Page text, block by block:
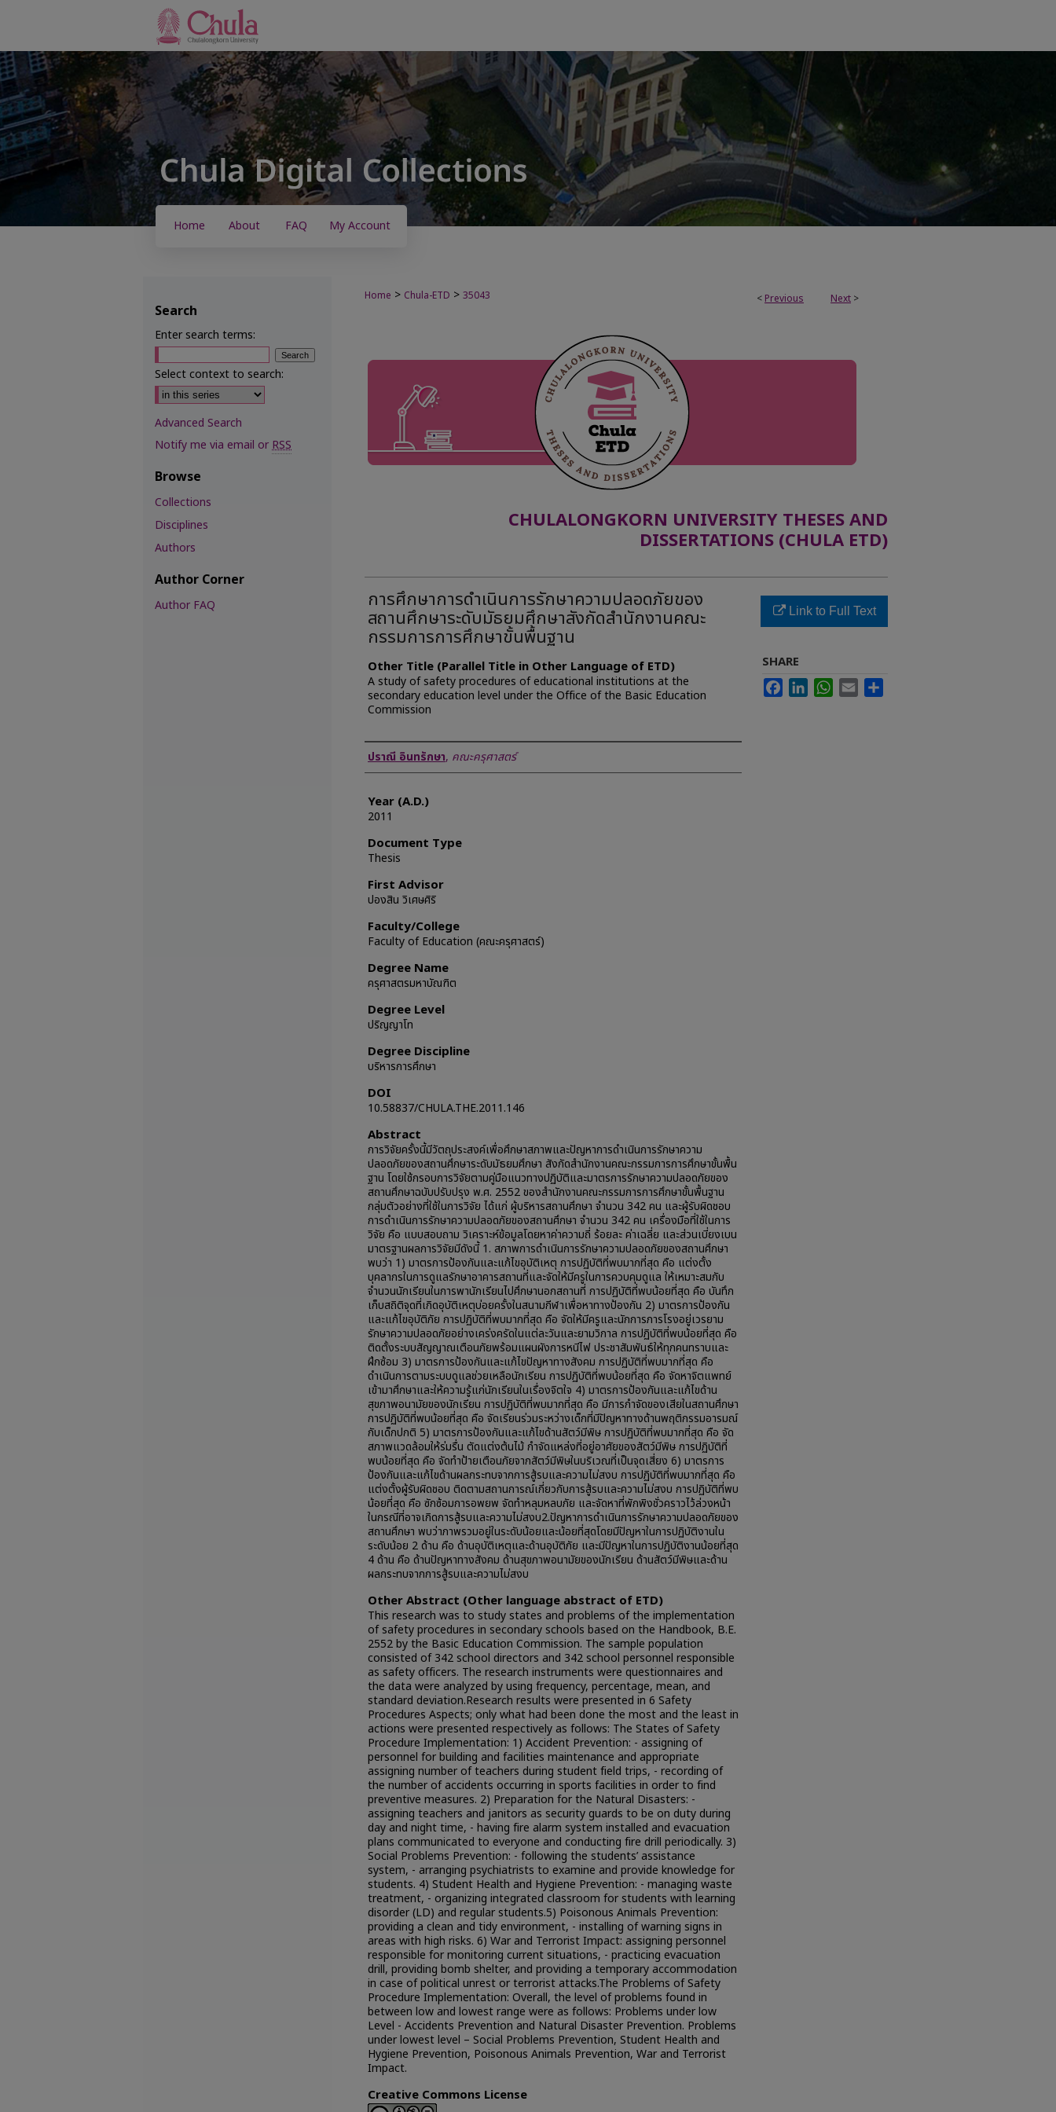
Home About FAQ My Account
< Previous Next >
Home > Chula-ETD > 35043
CHULALONGKORN UNIVERSITY THESES AND
DISSERTATIONS (CHULA ETD)
การศึกษาการดำเนินการรักษาความปลอดภัยของ
สถานศึกษาระดับมัธยมศึกษาสังกัดสำนักงานคณะ
กรรมการการศึกษาขั้นพื้นฐาน
Other Title (Parallel Title in Other Language of ETD)
A study of safety procedures of educational institutions at the
secondary education level under the Office of the Basic Education
Commission
Author
ปราณี อินทรักษา, คณะครุศาสตร์
Year (A.D.)
2011
Document Type
Thesis
First Advisor
ปองสิน วิเศษศิริ
Faculty/College
Faculty of Education (คณะครุศาสตร์)
Degree Name
ครุศาสตรมหาบัณฑิต
Degree Level
ปริญญาโท
Degree Discipline
บริหารการศึกษา
DOI
10.58837/CHULA.THE.2011.146
Abstract
การวิจัยครั้งนี้มีวัตถุประสงค์เพื่อศึกษาสภาพและปัญหาการดำเนินการรักษาความ
ปลอดภัยของสถานศึกษาระดับมัธยมศึกษา สังกัดสำนักงานคณะกรรมการการศึกษาขั้นพื้น
ฐาน โดยใช้กรอบการวิจัยตามคู่มือแนวทางปฏิบัติและมาตรการรักษาความปลอดภัยของ
สถานศึกษาฉบับปรับปรุง พ.ศ. 2552 ของสำนักงานคณะกรรมการการศึกษาขั้นพื้นฐาน
กลุ่มตัวอย่างที่ใช้ในการวิจัย ได้แก่ ผู้บริหารสถานศึกษา จำนวน 342 คน และผู้รับผิดชอบ
การดำเนินการรักษาความปลอดภัยของสถานศึกษา จำนวน 342 คน เครื่องมือที่ใช้ในการ
วิจัย คือ แบบสอบถาม วิเคราะห์ข้อมูลโดยหาค่าความถี่ ร้อยละ ค่าเฉลี่ย และส่วนเบี่ยงเบน
มาตรฐานผลการวิจัยมีดังนี้ 1. สภาพการดำเนินการรักษาความปลอดภัยของสถานศึกษา
พบว่า 1) มาตรการป้องกันและแก้ไขอุบัติเหตุ การปฏิบัติที่พบมากที่สุด คือ แต่งตั้ง
บุคลากรในการดูแลรักษาอาคารสถานที่และจัดให้มีครูในการควบคุมดูแล ให้เหมาะสมกับ
จำนวนนักเรียนในการพานักเรียนไปศึกษานอกสถานที่ การปฏิบัติที่พบน้อยที่สุด คือ บันทึก
เก็บสถิติจุดที่เกิดอุบัติเหตุบ่อยครั้งในสนามกีฬาเพื่อหาทางป้องกัน 2) มาตรการป้องกัน
และแก้ไขอุบัติภัย การปฏิบัติที่พบมากที่สุด คือ จัดให้มีครูและนักการภารโรงอยู่เวรยาม
รักษาความปลอดภัยอย่างเคร่งครัดในแต่ละวันและยามวิกาล การปฏิบัติที่พบน้อยที่สุด คือ
ติดตั้งระบบสัญญาณเตือนภัยพร้อมแผนผังการหนีไฟ ประชาสัมพันธ์ให้ทุกคนทราบและ
ฝึกซ้อม 3) มาตรการป้องกันและแก้ไขปัญหาทางสังคม การปฏิบัติที่พบมากที่สุด คือ
ดำเนินการตามระบบดูแลช่วยเหลือนักเรียน การปฏิบัติที่พบน้อยที่สุด คือ จัดหาจิตแพทย์
เข้ามาศึกษาและให้ความรู้แก่นักเรียนในเรื่องจิตใจ 4) มาตรการป้องกันและแก้ไขด้าน
สุขภาพอนามัยของนักเรียน การปฏิบัติที่พบมากที่สุด คือ มีการกำจัดของเสียในสถานศึกษา
การปฏิบัติที่พบน้อยที่สุด คือ จัดเรียนร่วมระหว่างเด็กที่มีปัญหาทางด้านพฤติกรรมอารมณ์
กับเด็กปกติ 5) มาตรการป้องกันและแก้ไขด้านสัตว์มีพิษ การปฏิบัติที่พบมากที่สุด คือ จัด
สภาพแวดล้อมให้ร่มรื่น ตัดแต่งต้นไม้ กำจัดแหล่งที่อยู่อาศัยของสัตว์มีพิษ การปฏิบัติที่
พบน้อยที่สุด คือ จัดทำป้ายเตือนภัยจากสัตว์มีพิษในบริเวณที่เป็นจุดเสี่ยง 6) มาตรการ
ป้องกันและแก้ไขด้านผลกระทบจากการสู้รบและความไม่สงบ การปฏิบัติที่พบมากที่สุด คือ
แต่งตั้งผู้รับผิดชอบ ติดตามสถานการณ์เกี่ยวกับการสู้รบและความไม่สงบ การปฏิบัติที่พบ
น้อยที่สุด คือ ซักซ้อมการอพยพ จัดทำหลุมหลบภัย และจัดหาที่พักพิงชั่วคราวไว้ล่วงหน้า
ในกรณีที่อาจเกิดการสู้รบและความไม่สงบ2.ปัญหาการดำเนินการรักษาความปลอดภัยของ
สถานศึกษา พบว่าภาพรวมอยู่ในระดับน้อยและน้อยที่สุดโดยมีปัญหาในการปฏิบัติงานใน
ระดับน้อย 2 ด้าน คือ ด้านอุบัติเหตุและด้านอุบัติภัย และมีปัญหาในการปฏิบัติงานน้อยที่สุด
4 ด้าน คือ ด้านปัญหาทางสังคม ด้านสุขภาพอนามัยของนักเรียน ด้านสัตว์มีพิษและด้าน
ผลกระทบจากการสู้รบและความไม่สงบ
Other Abstract (Other language abstract of ETD)
This research was to study states and problems of the implementation
of safety procedures in secondary schools based on the Handbook, B.E.
2552 by the Basic Education Commission. The sample population
consisted of 342 school directors and 342 school personnel responsible
as safety officers. The research instruments were questionnaires and
the data were analyzed by using frequency, percentage, mean, and
standard deviation.Research results were presented in 6 Safety
Procedures Aspects; only what had been done the most and the least in
actions were presented respectively as follows: The States of Safety
Procedure Implementation: 1) Accident Prevention: - assigning of
personnel for building and facilities maintenance and appropriate
assigning number of teachers during student field trips, - recording of
the number of accidents occurring in sports facilities in order to find
preventive measures. 2) Preparation for the Natural Disasters: -
assigning teachers and janitors as security guards to be on duty during
day and night time, - having fire alarm system installed and evacuation
plans communicated to everyone and conducting fire drill periodically. 3)
Social Problems Prevention: - following the students’ assistance
system, - arranging psychiatrists to examine and provide knowledge for
students. 4) Student Health and Hygiene Prevention: - managing waste
treatment, - organizing integrated classroom for students with learning
disorder (LD) and regular students.5) Poisonous Animals Prevention:
providing a clean and tidy environment, - installing of warning signs in
areas with high risks. 6) War and Terrorist Impact: assigning personnel
responsible for monitoring current situations, - practicing evacuation
drill, providing bomb shelter, and providing a temporary accommodation
in case of political unrest or terrorist attacks.The Problems of Safety
Procedure Implementation: Overall, the level of problems found in
between low and lowest range were as follows: Problems under low
Level - Accidents Prevention and Natural Disaster Prevention. Problems
under lowest level – Social Problems Prevention, Student Health and
Hygiene Prevention, Poisonous Animals Prevention, War and Terrorist
Impact.
Creative Commons License
Link to Full Text
SHARE
FacebookLinkedInWhatsApp
Email
Search
Enter search terms:
Select context to search:
Advanced Search
Notify me via email orRSS
Browse
Collections
Disciplines
Authors
Author Corner
Author FAQ